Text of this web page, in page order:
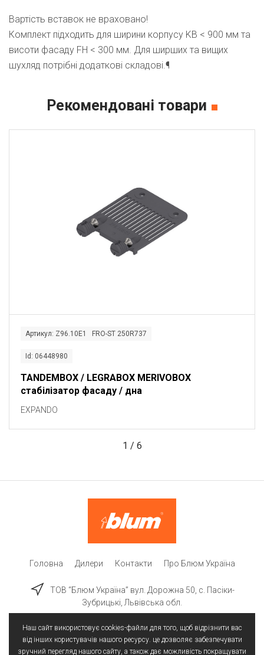
Вартість вставок не враховано!
Комплект підходить для ширини корпусу KB < 900 мм та
висоти фасаду FH < 300 мм. Для ширших та вищих
шухляд потрібні додаткові складові.¶
Рекомендовані товари
Артикул: Z96.10E1 FRO-ST 250R737
Id: 06448980
TANDEMBOX / LEGRABOX MERIVOBOX
стабілізатор фасаду / дна
EXPANDO
1 / 6
Головна Дилери Контакти Про Блюм Україна
ТОВ “Блюм Україна” вул. Дорожна 50, c. Пасіки-
Зубрицькі, Львівська обл.
Наш сайт використовує cookies-файли для того, щоб відрізнити вас
від інших користувачів нашого ресурсу. це дозволяє забезпечувати
зручний перегляд нашого сайту, а також дає можливість покращувати